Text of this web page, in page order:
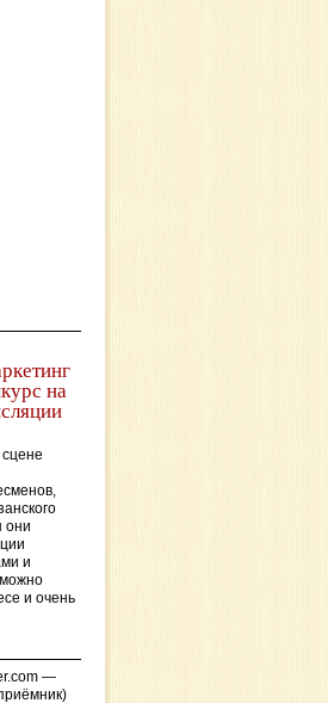
на
они
и
и очень
—